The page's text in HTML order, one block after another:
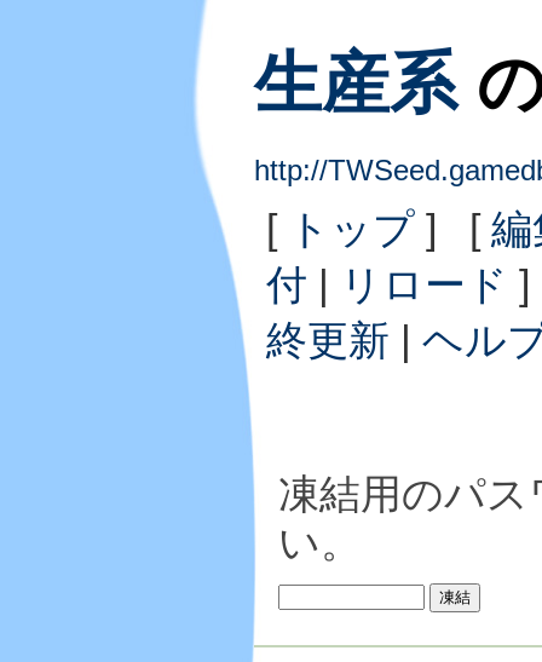
生産系
http://
[ トップ ] [ 編
付 | リロード
終更新 | ヘル
凍結用のパ
い。